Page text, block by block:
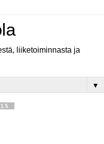
liiketoiminnasta ja
▼